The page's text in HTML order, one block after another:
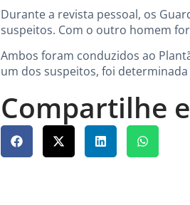
Durante a revista pessoal, os
suspeitos. Com o outro homem
Ambos foram conduzidos ao
um dos suspeitos, foi
Compartilhe